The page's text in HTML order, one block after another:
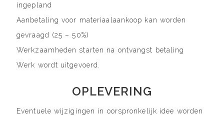
ingepland
Aanbetaling voor materiaalaankoop kan worden
gevraagd (25 – 50%)
Werkzaamheden starten na ontvangst betaling
Werk wordt uitgevoerd.
OPLEVERING
Eventuele wijzigingen in oorspronkelijk idee worden